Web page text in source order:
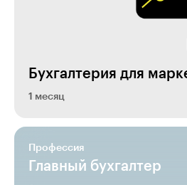
Бухгалтерия для
1 месяц
Профессия
Главный бухгалтер